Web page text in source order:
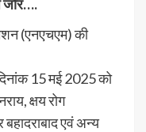
जोर….
(एनएचएम) की
15 मई 2025 को
क्षय रोग
एवं अन्य